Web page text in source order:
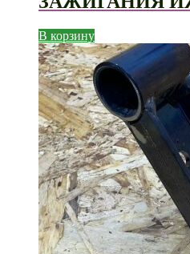
В корзину